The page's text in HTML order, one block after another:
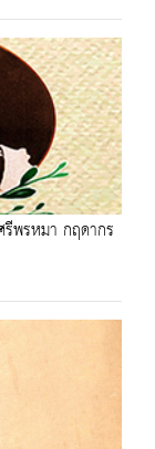
พรหมา กฤดากร